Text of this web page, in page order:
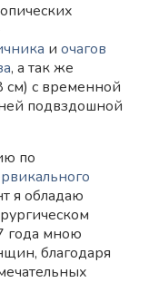
и очагов
, а так же
см) с временной
подвздошной
по
я обладаю
года мною
благодаря